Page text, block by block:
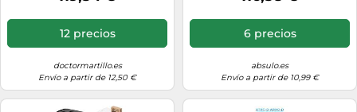
12 precios
doctormartillo.es
Envío a partir de 12,50 €
6 precios
absulo.es
Envío a partir de 10,99 €